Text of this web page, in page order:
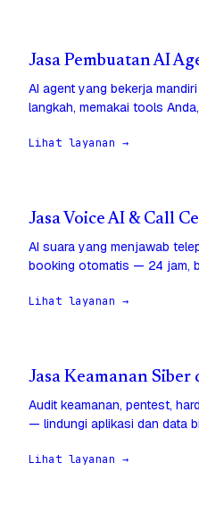
Jasa Pembuatan AI
AI agent yang bekerja
langkah, memakai tools
Lihat layanan →
Jasa Voice AI & Call
AI suara yang menjawab
booking otomatis — 24 jam,
Lihat layanan →
Jasa Keamanan
Audit keamanan, pentest,
— lindungi aplikasi dan data
Lihat layanan →